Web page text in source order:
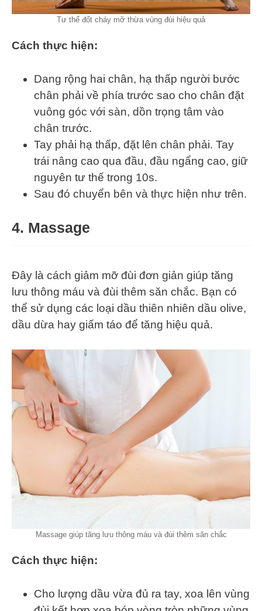
Tư thế đốt cháy mỡ thừa vùng đùi hiệu quả
Cách thực hiện:
Dang rộng hai chân, hạ thấp người bước
chân phải về phía trước sao cho chân đặt
vuông góc với sàn, dồn trọng tâm vào
chân trước.
Tay phải hạ thấp, đặt lên chân phải. Tay
trái nâng cao qua đầu, đầu ngẩng cao, giữ
nguyên tư thế trong 10s.
Sau đó chuyển bên và thực hiện như trên.
4. Massage
Đây là cách giảm mỡ đùi đơn giản giúp tăng
lưu thông máu và đùi thêm săn chắc. Bạn có
thể sử dụng các loại dầu thiên nhiên dầu olive,
dầu dừa hay giấm táo để tăng hiệu quả.
Massage giúp tăng lưu thông máu và đùi thêm săn chắc
Cách thực hiện:
Cho lượng dầu vừa đủ ra tay, xoa lên vùng